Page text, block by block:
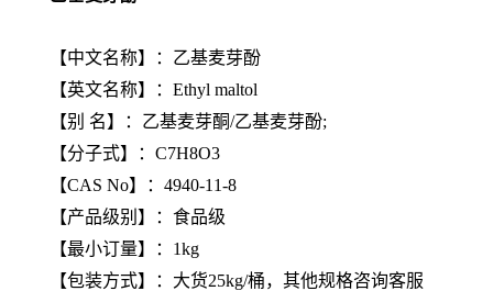
【中文名称】：乙基麦芽酚
【英文名称】：Ethyl maltol
【别 名】：乙基麦芽酮/乙基麦芽酚;
【分子式】：C7H8O3
【CAS No】：4940-11-8
【产品级别】：食品级
【最小订量】：1kg
【包装方式】：大货25kg/桶，其他规格咨询客服